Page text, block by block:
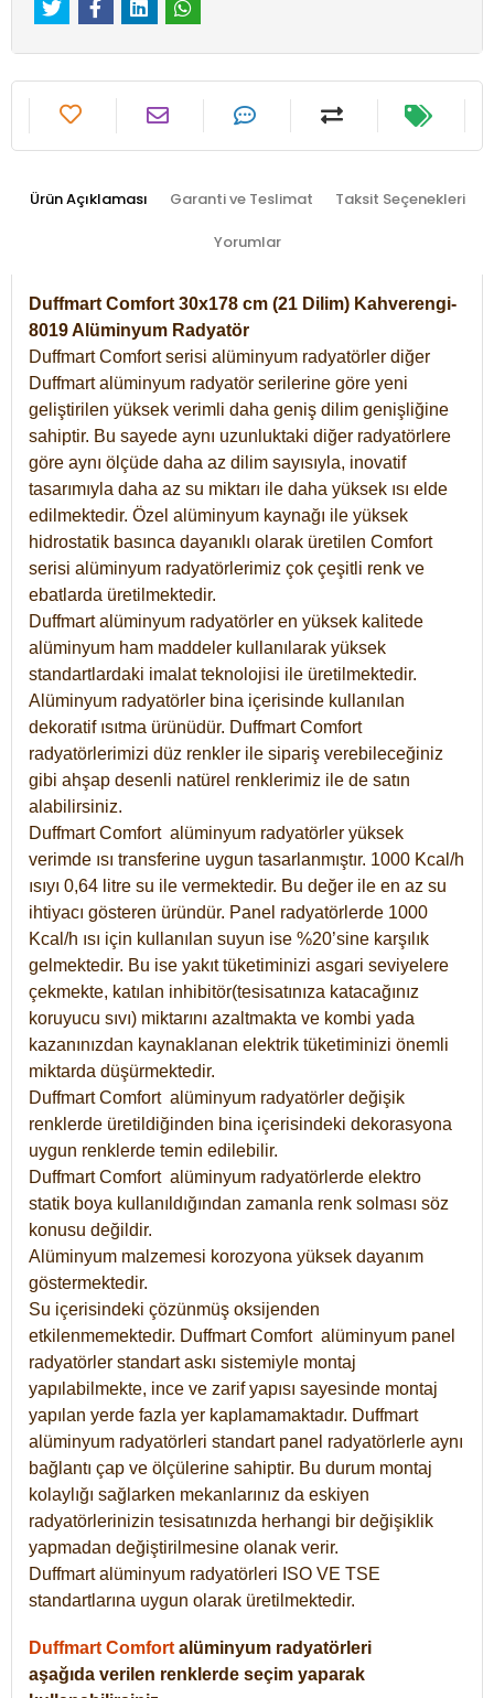
Ürün Açıklaması Garanti ve Teslimat Taksit Seçenekleri
Yorumlar
Duffmart Comfort 30x178 cm (21 Dilim) Kahverengi-
8019 Alüminyum Radyatör
Duffmart Comfort serisi alüminyum radyatörler diğer
Duffmart alüminyum radyatör serilerine göre yeni
geliştirilen yüksek verimli daha geniş dilim genişliğine
sahiptir. Bu sayede aynı uzunluktaki diğer radyatörlere
göre aynı ölçüde daha az dilim sayısıyla, inovatif
tasarımıyla daha az su miktarı ile daha yüksek ısı elde
edilmektedir. Özel alüminyum kaynağı ile yüksek
hidrostatik basınca dayanıklı olarak üretilen Comfort
serisi alüminyum radyatörlerimiz çok çeşitli renk ve
ebatlarda üretilmektedir.
Duffmart alüminyum radyatörler en yüksek kalitede
alüminyum ham maddeler kullanılarak yüksek
standartlardaki imalat teknolojisi ile üretilmektedir.
Alüminyum radyatörler bina içerisinde kullanılan
dekoratif ısıtma ürünüdür. Duffmart Comfort
radyatörlerimizi düz renkler ile sipariş verebileceğiniz
gibi ahşap desenli natürel renklerimiz ile de satın
alabilirsiniz.
Duffmart Comfort alüminyum radyatörler yüksek
verimde ısı transferine uygun tasarlanmıştır. 1000 Kcal/h
ısıyı 0,64 litre su ile vermektedir. Bu değer ile en az su
ihtiyacı gösteren üründür. Panel radyatörlerde 1000
Kcal/h ısı için kullanılan suyun ise %20’sine karşılık
gelmektedir. Bu ise yakıt tüketiminizi asgari seviyelere
çekmekte, katılan inhibitör(tesisatınıza katacağınız
koruyucu sıvı) miktarını azaltmakta ve kombi yada
kazanınızdan kaynaklanan elektrik tüketiminizi önemli
miktarda düşürmektedir.
Duffmart Comfort alüminyum radyatörler değişik
renklerde üretildiğinden bina içerisindeki dekorasyona
uygun renklerde temin edilebilir.
DuffmartComfort alüminyum radyatörlerde elektro
statik boya kullanıldığından zamanla renk solması söz
konusu değildir.
Alüminyum malzemesi korozyona yüksek dayanım
göstermektedir.
Su içerisindeki çözünmüş oksijenden
etkilenmemektedir. DuffmartComfort alüminyum panel
radyatörler standart askı sistemiyle montaj
yapılabilmekte, ince ve zarif yapısı sayesinde montaj
yapılan yerde fazla yer kaplamamaktadır. Duffmart
alüminyum radyatörleri standart panel radyatörlerle aynı
bağlantı çap ve ölçülerine sahiptir. Bu durum montaj
kolaylığı sağlarken mekanlarınız da eskiyen
radyatörlerinizin tesisatınızda herhangi bir değişiklik
yapmadan değiştirilmesine olanak verir.
Duffmart alüminyum radyatörleri ISO VE TSE
standartlarına uygun olarak üretilmektedir.
Duffmart Comfort alüminyum radyatörleri
aşağıda verilen renklerde seçim yaparak